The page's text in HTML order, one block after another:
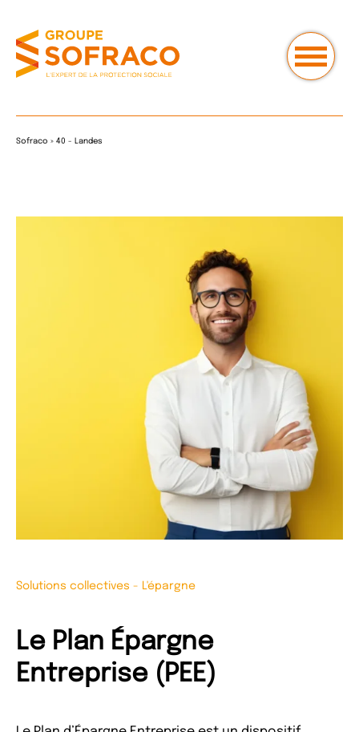
Sofraco » 40 - Landes
Solutions collectives - L'épargne
Le Plan Épargne
Entreprise (PEE)